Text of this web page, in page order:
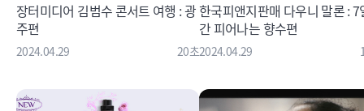
장터미디어 김범수 콘서트 여행 : 광
주편
2024.04.29 20초
한국피앤지판매 다우니 말론 : 7
간 피어나는 향수편
2024.04.29